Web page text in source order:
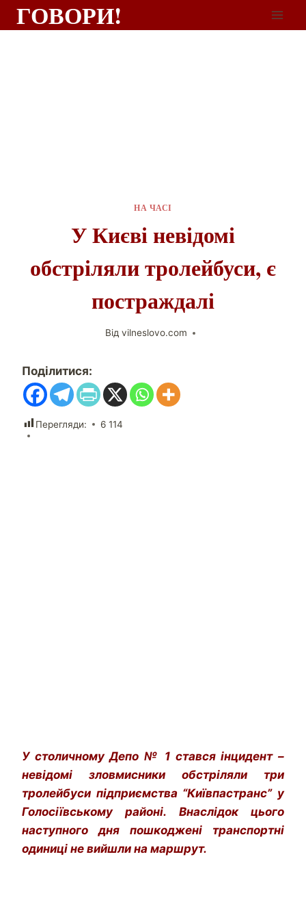
ГОВОРИ!
НА ЧАСІ
У Києві невідомі
обстріляли тролейбуси, є
постраждалі
Від vilneslovo.com
Поділитися:
Перегляди: 6 114
У столичному Депо № 1 стався інцидент –
невідомі зловмисники обстріляли три
тролейбуси підприємства “Київпастранс” у
Голосіївському районі. Внаслідок цього
наступного дня пошкоджені транспортні
одиниці не вийшли на маршрут.